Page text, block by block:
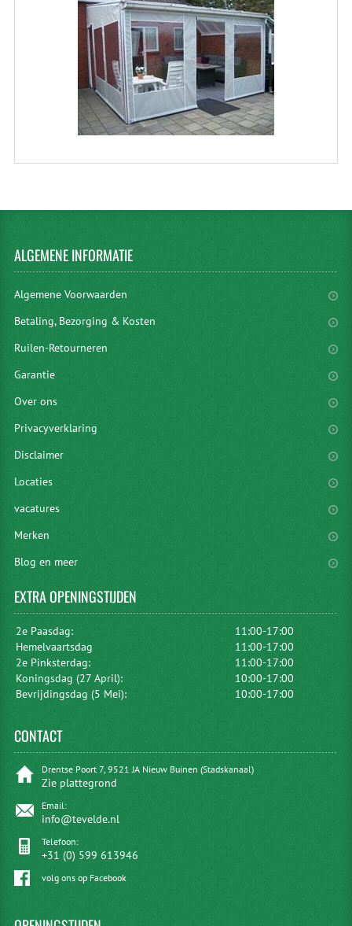
ALGEMENEINFORMATIE
Algemene Voorwaarden
Betaling, Bezorging & Kosten
Ruilen-Retourneren
Garantie
Over ons
Privacyverklaring
Disclaimer
Locaties
vacatures
Merken
Blog en meer
EXTRAOPENINGSTIJDEN
2e Paasdag:
11:00-17:00
Hemelvaartsdag
11:00-17:00
2e Pinksterdag:
11:00-17:00
Koningsdag (27 April):
10:00-17:00
Bevrijdingsdag (5 Mei):
10:00-17:00
CONTACT
Drentse Poort 7, 9521 JA Nieuw Buinen (Stadskanaal)
Zie plattegrond
Email:
info@tevelde.nl
Telefoon:
+31 (0) 599 613946
volg ons op Facebook